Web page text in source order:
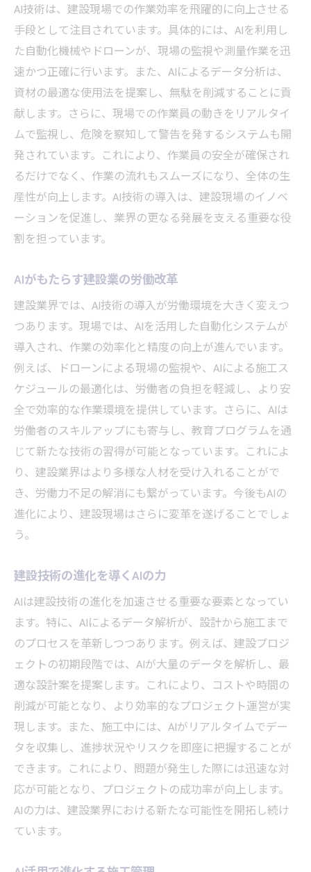
AI技術は、建設現場での作業効率を飛躍的に向上させる
手段として注目されています。具体的には、AIを利用し
た自動化機械やドローンが、現場の監視や測量作業を迅
速かつ正確に行います。また、AIによるデータ分析は、
資材の最適な使用法を提案し、無駄を削減することに貢
献します。さらに、現場での作業員の動きをリアルタイ
ムで監視し、危険を察知して警告を発するシステムも開
発されています。これにより、作業員の安全が確保され
るだけでなく、作業の流れもスムーズになり、全体の生
産性が向上します。AI技術の導入は、建設現場のイノベ
ーションを促進し、業界の更なる発展を支える重要な役
割を担っています。
AIがもたらす建設業の労働改革
建設業界では、AI技術の導入が労働環境を大きく変えつ
つあります。現場では、AIを活用した自動化システムが
導入され、作業の効率化と精度の向上が進んでいます。
例えば、ドローンによる現場の監視や、AIによる施工ス
ケジュールの最適化は、労働者の負担を軽減し、より安
全で効率的な作業環境を提供しています。さらに、AIは
労働者のスキルアップにも寄与し、教育プログラムを通
じて新たな技術の習得が可能となっています。これによ
り、建設業界はより多様な人材を受け入れることがで
き、労働力不足の解消にも繋がっています。今後もAIの
進化により、建設現場はさらに変革を遂げることでしょ
う。
建設技術の進化を導くAIの力
AIは建設技術の進化を加速させる重要な要素となってい
ます。特に、AIによるデータ解析が、設計から施工まで
のプロセスを革新しつつあります。例えば、建設プロジ
ェクトの初期段階では、AIが大量のデータを解析し、最
適な設計案を提案します。これにより、コストや時間の
削減が可能となり、より効率的なプロジェクト運営が実
現します。また、施工中には、AIがリアルタイムでデー
タを収集し、進捗状況やリスクを即座に把握することが
できます。これにより、問題が発生した際には迅速な対
応が可能となり、プロジェクトの成功率が向上します。
AIの力は、建設業界における新たな可能性を開拓し続け
ています。